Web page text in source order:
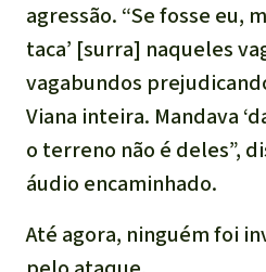
agressão. “Se fosse eu,
taca’ [surra] naqueles
vagabundos
Viana inteira. Mandava
o terreno não é deles”,
áudio encaminhado.
Até agora, ninguém foi